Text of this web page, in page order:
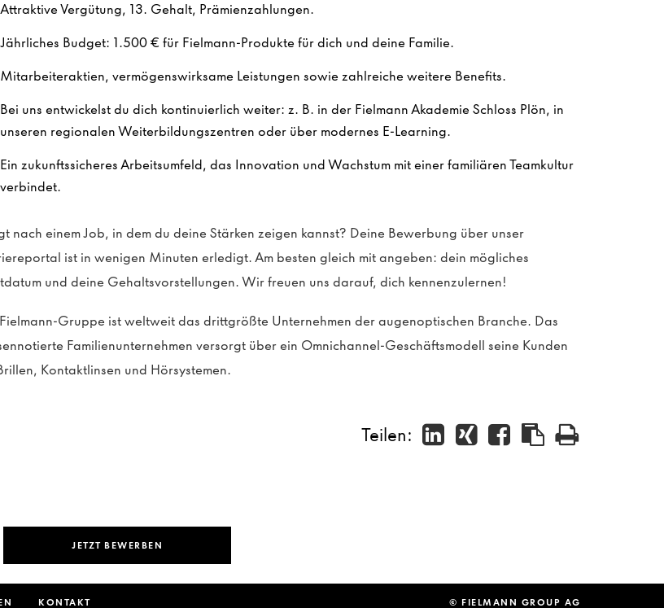
Attraktive Vergütung, 13. Gehalt, Prämienzahlungen.
Jährliches Budget: 1.500 € für Fielmann-Produkte für dich und deine Familie.
Mitarbeiteraktien, vermögenswirksame Leistungen sowie zahlreiche weitere Benefits.
Bei uns entwickelst du dich kontinuierlich weiter: z. B. in der Fielmann Akademie Schloss Plön, in
unseren regionalen Weiterbildungszentren oder über modernes E-Learning.
Ein zukunftssicheres Arbeitsumfeld, das Innovation und Wachstum mit einer familiären Teamkultur
verbindet.
nach einem Job, in dem du deine Stärken zeigen kannst? Deine Bewerbung über unser
ist in wenigen Minuten erledigt. Am besten gleich mit angeben: dein mögliches
und deine Gehaltsvorstellungen. Wir freuen uns darauf, dich kennenzulernen!
Gruppe ist weltweit das drittgrößte Unternehmen der augenoptischen Branche. Das
Familienunternehmen versorgt über ein Omnichannel-Geschäftsmodell seine Kunden
Kontaktlinsen und Hörsystemen.
JETZT BEWERBEN
Teilen:
KONTAKT © FIELMANN GROUP AG